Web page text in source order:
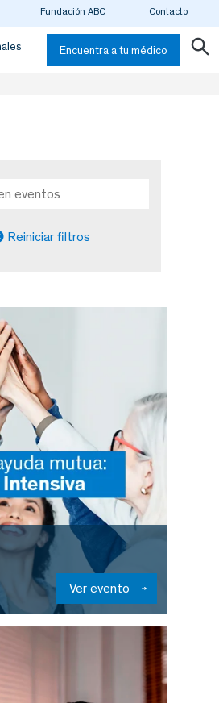
Fundación ABC Contacto
Encuentra a tu médico
Reiniciar filtros
Ver evento